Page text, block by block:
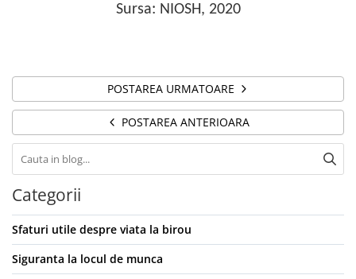
Sursa: NIOSH, 2020
POSTAREA URMATOARE
POSTAREA ANTERIOARA
Categorii
Sfaturi utile despre viata la birou
Siguranta la locul de munca